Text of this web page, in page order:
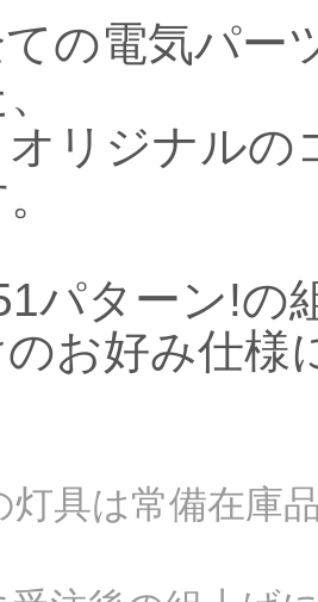
ての電気パー
リジナルの
パターン!の
お好み仕様
具は常備在庫